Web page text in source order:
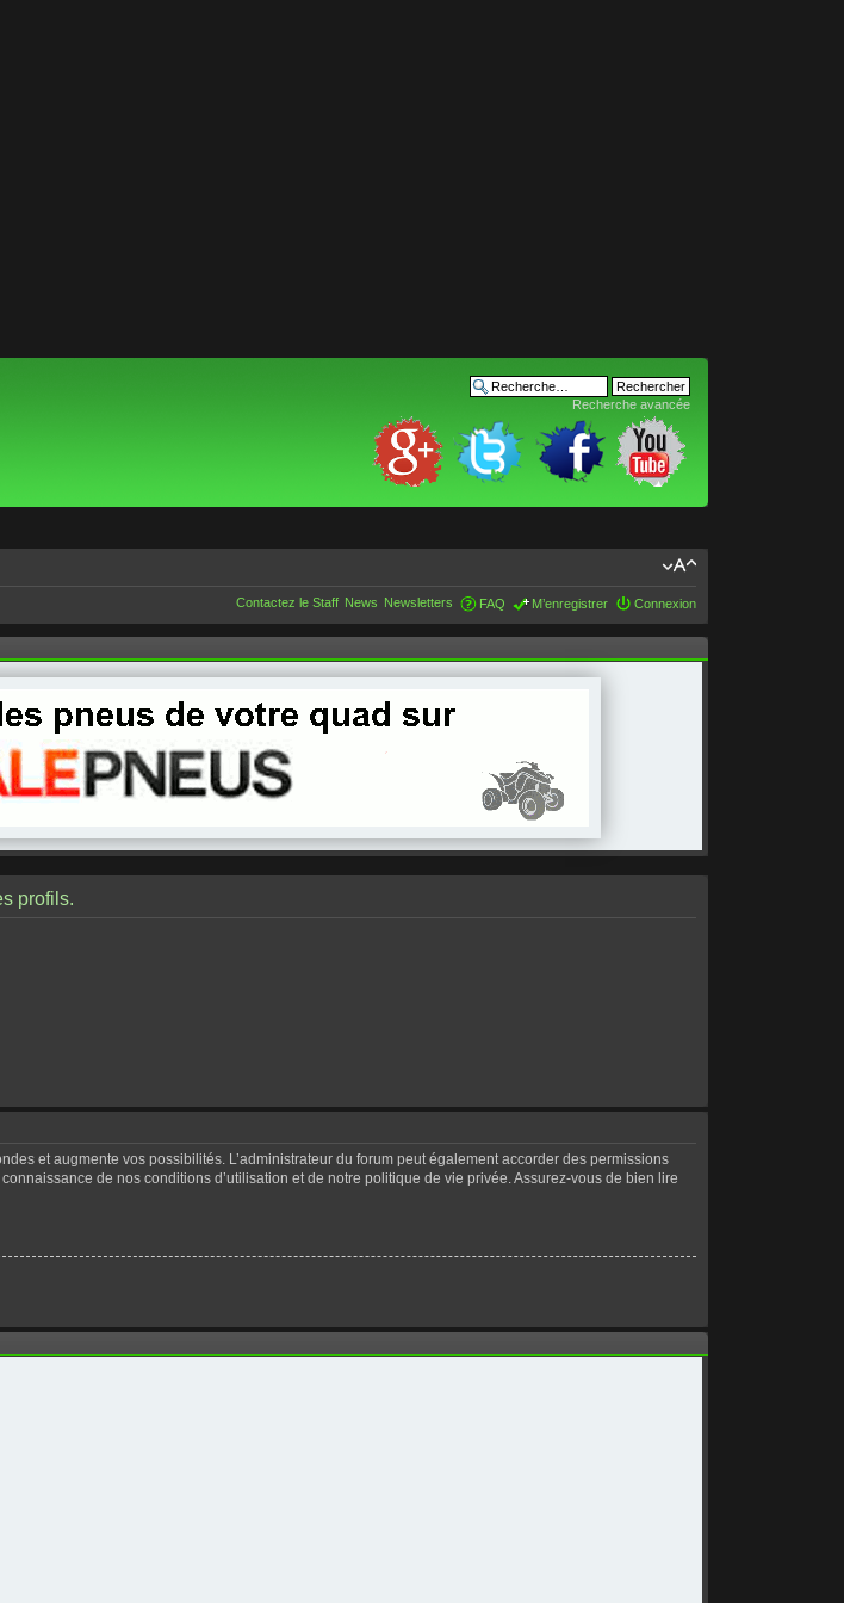
Recherche avancée
Contactez le Staff News Newsletters FAQ M’enregistrer Connexion
profils.
et augmente vos possibilités. L’administrateur du forum peut également accorder des permissions
de nos conditions d’utilisation et de notre politique de vie privée. Assurez-vous de bien lire